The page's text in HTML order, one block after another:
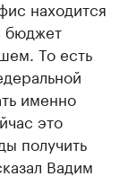
находится
бюджет
То есть
именно
это
получить
Вадим